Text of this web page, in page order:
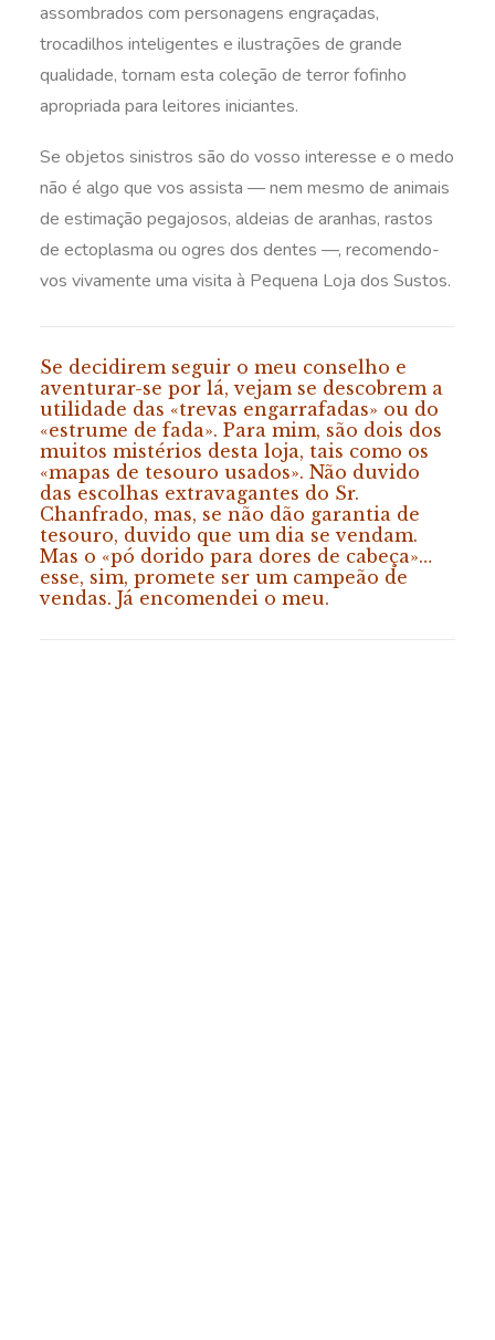
assombrados com personagens engraçadas,
trocadilhos inteligentes e ilustrações de grande
qualidade, tornam esta coleção de terror fofinho
apropriada para leitores iniciantes.
Se objetos sinistros são do vosso interesse e o medo
não é algo que vos assista — nem mesmo de animais
de estimação pegajosos, aldeias de aranhas, rastos
de ectoplasma ou ogres dos dentes —, recomendo-
vos vivamente uma visita à Pequena Loja dos Sustos.
Se decidirem seguir o meu conselho e
aventurar-se por lá, vejam se descobrem a
utilidade das «trevas engarrafadas» ou do
«estrume de fada». Para mim, são dois dos
muitos mistérios desta loja, tais como os
«mapas de tesouro usados». Não duvido
das escolhas extravagantes do Sr.
Chanfrado, mas, se não dão garantia de
tesouro, duvido que um dia se vendam.
Mas o «pó dorido para dores de cabeça»…
esse, sim, promete ser um campeão de
vendas. Já encomendei o meu.